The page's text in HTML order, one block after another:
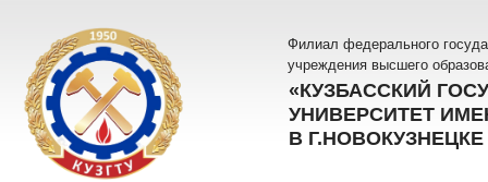
Филиал федерального
учреждения высшего
«КУЗБАССКИЙ
УНИВЕРСИТЕТ
В Г.НОВОКУЗНЕЦКЕ